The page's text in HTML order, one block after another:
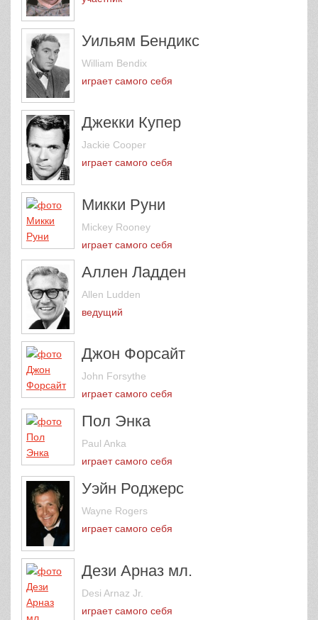
Уильям Бендикс
William Bendix
играет самого себя
Джекки Купер
Jackie Cooper
играет самого себя
Микки Руни
Mickey Rooney
играет самого себя
Аллен Ладден
Allen Ludden
ведущий
Джон Форсайт
John Forsythe
играет самого себя
Пол Энка
Paul Anka
играет самого себя
Уэйн Роджерс
Wayne Rogers
играет самого себя
Дези Арназ мл.
Desi Arnaz Jr.
играет самого себя